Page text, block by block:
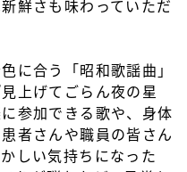
鮮さも味わっていただ
に合う「昭和歌謡曲」
上げてごらん夜の星
参加できる歌や、身体
者さんや職員の皆さん
しい気持ちになった